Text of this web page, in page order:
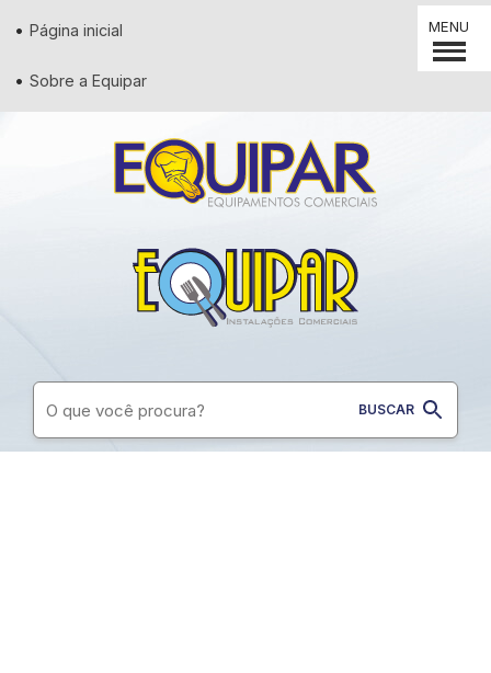
MENU
Padaria
Restaurantes
Lanchonetes
Açougues
Pizzaria
Página inicial
Sobre a Equipar